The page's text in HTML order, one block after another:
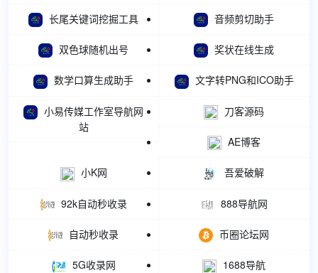
长尾关键词挖掘工具 音频剪切助手
双色球随机出号 奖状在线生成
数学口算生成助手 文字转PNG和ICO助手
小易传媒工作室导航网
站
刀客源码
AE博客
小K网 吾爱破解
92k自动秒收录 888导航网
自动秒收录 币圈论坛网
5G收录网 1688导航